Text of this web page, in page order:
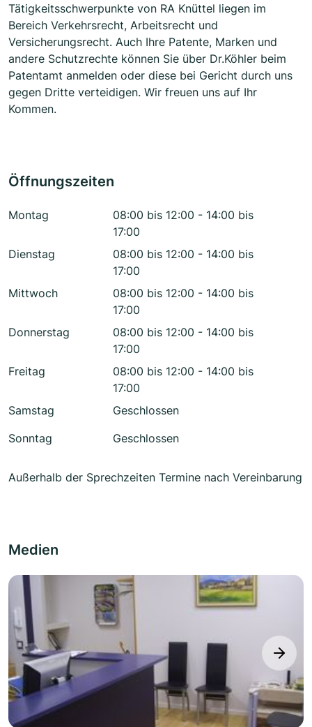
Tätigkeitsschwerpunkte von RA Knüttel liegen im
Bereich Verkehrsrecht, Arbeitsrecht und
Versicherungsrecht. Auch Ihre Patente, Marken und
andere Schutzrechte können Sie über Dr.Köhler beim
Patentamt anmelden oder diese bei Gericht durch uns
gegen Dritte verteidigen. Wir freuen uns auf Ihr
Kommen.
Öffnungszeiten
Montag
08:00 bis 12:00 - 14:00 bis
17:00
Dienstag
08:00 bis 12:00 - 14:00 bis
17:00
Mittwoch
08:00 bis 12:00 - 14:00 bis
17:00
Donnerstag
08:00 bis 12:00 - 14:00 bis
17:00
Freitag
08:00 bis 12:00 - 14:00 bis
17:00
Samstag
Geschlossen
Sonntag
Geschlossen
Außerhalb der Sprechzeiten Termine nach Vereinbarung
Medien
next